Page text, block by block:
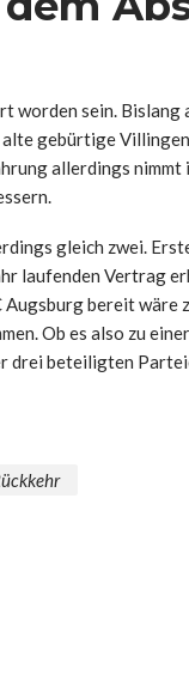
sein. Bislang
gebürtige
allerdings nimmt
gleich zwei.
laufenden Vertrag
bereit wäre
Ob es also zu
drei beteiligten